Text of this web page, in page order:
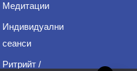
Медитации
Индивидуални
сеанси
Ритрийт /